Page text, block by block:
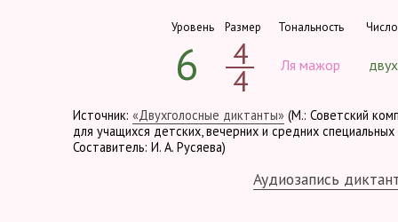
Уровень
6
Размер
4
4
Тональность
Ля мажор
Источник: «Двухголосные диктанты» (М.: Советский
для учащихся детских, вечерних и средних
Составитель: И. А. Русяева)
Аудиозапись